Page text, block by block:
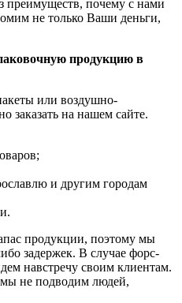
почему с нами
не только Ваши деньги,
продукцию в
или воздушно-
заказать на нашем сайте.
и другим городам
продукции, поэтому мы
задержек. В случае форс-
навстречу своим клиентам.
не подводим людей,